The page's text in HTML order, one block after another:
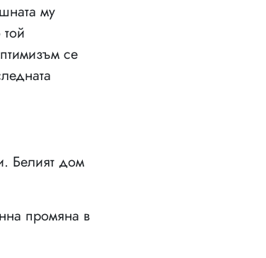
му
се
Белият дом
промяна в